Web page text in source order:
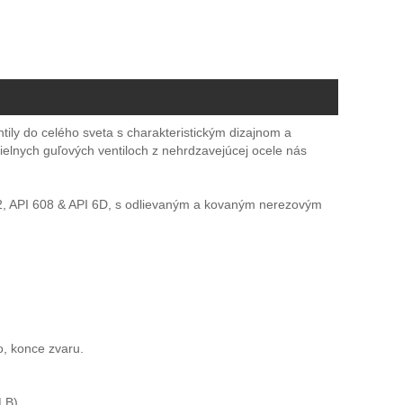
do celého sveta s charakteristickým dizajnom a
guľových ventiloch z nehrdzavejúcej ocele nás
608 & API 6D, s odlievaným a kovaným nerezovým
konce zvaru.